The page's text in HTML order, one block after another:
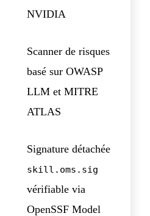
NVIDIA
Scanner de risques
basé sur OWASP
LLM et MITRE
ATLAS
Signature détachée
skill.oms.sig
vérifiable via
OpenSSF Model